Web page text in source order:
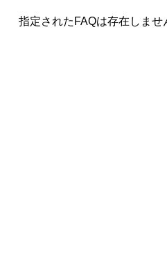
指定されたFAQは存在しま